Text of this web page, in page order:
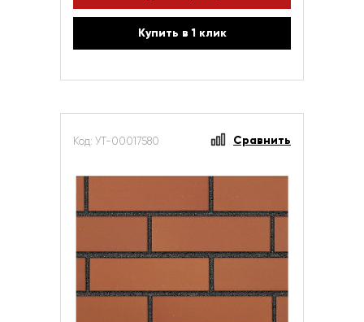
Купить в 1 клик
Код: УТ-00017580 Сравнить